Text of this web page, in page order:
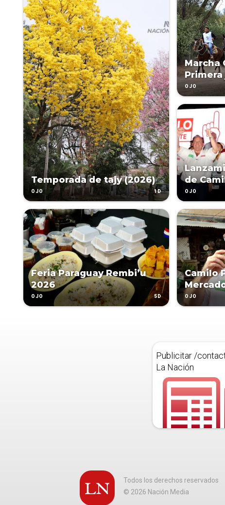
Temporada de tajy (2026)
OJO 1D
Marcha
OJO
de
OJO
Feria Paraguay Rembi’u
2026
OJO 5D
Camilo
OJO
Publicitar /
La Nación
Todos los derechos reservados
© 2026 Nación Media